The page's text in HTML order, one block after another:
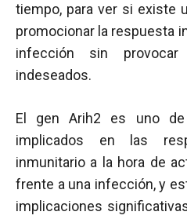
tiempo, para ver si existe
promocionar la respuesta
infección sin provocar
indeseados.
El gen Arih2 es uno
implicados en las
inmunitario a la hora de
frente a una infección, y
implicaciones